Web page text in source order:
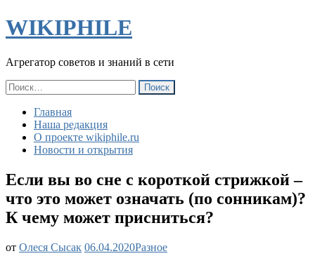
WIKIPHILE
Агрегатор советов и знаний в сети
Найти:
Главная
Наша редакция
О проекте wikiphile.ru
Новости и открытия
Если вы во сне с короткой стрижкой –
что это может означать (по сонникам)?
К чему может присниться?
от Олеся Сысак 06.04.2020Если
Разное